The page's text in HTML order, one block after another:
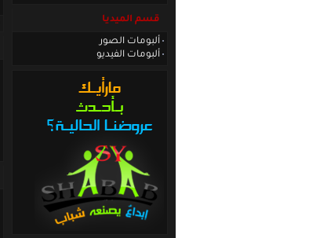
قسم الميديا
ألبومات الصور
ألبومات الفيديو